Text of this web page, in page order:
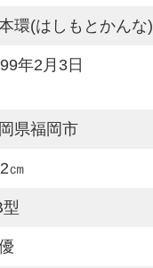
環(はしもとかんな)
年2月3日
県福岡市
㎝